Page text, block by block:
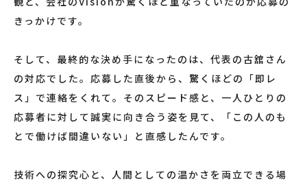
きっかけです。
そして、最終的な決め手になったのは、代表の古舘さん
の対応でした。応募した直後から、驚くほどの「即レ
ス」で連絡をくれて。そのスピード感と、一人ひとりの
応募者に対して誠実に向き合う姿を見て、「この人のも
とで働けば間違いない」と直感したんです。
技術への探究心と、人間としての温かさを両立できる場